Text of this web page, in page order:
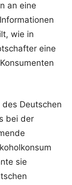
an eine
wie in
eine
Deutschen
bei der
sie